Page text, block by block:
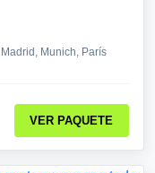
Munich, París
VER PAQUETE